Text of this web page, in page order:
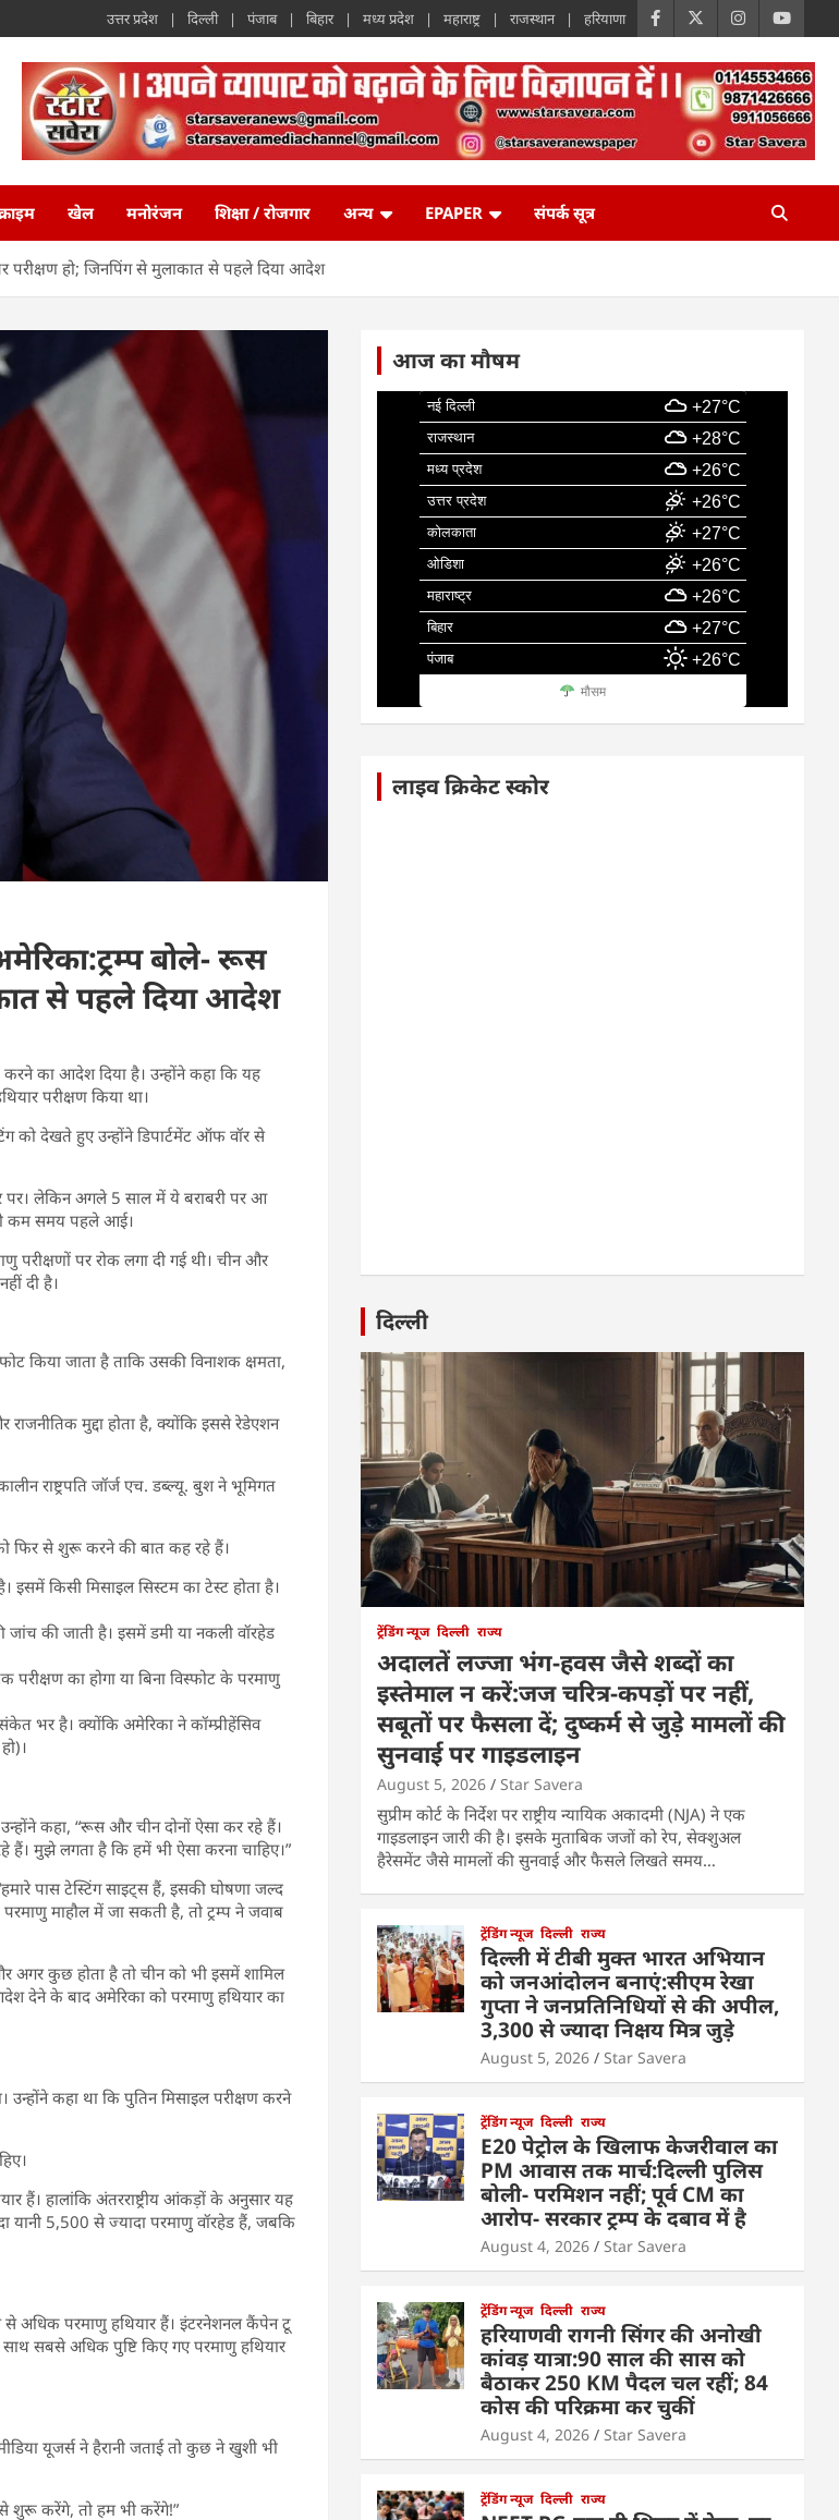
उत्तर प्रदेश दिल्ली पंजाब बिहार मध्य प्रदेश महाराष्ट्र राजस्थान हरियाणा
खेल मनोरंजन शिक्षा / रोजगार अन्य EPAPER संपर्क सूत्र
परीक्षण हो; जिनपिंग से मुलाकात से पहले दिया आदेश
बोले- रूस
से पहले दिया आदेश
करने का आदेश दिया है। उन्होंने कहा कि यह
परीक्षण किया था।
को देखते हुए उन्होंने डिपार्टमेंट ऑफ वॉर से
लेकिन अगले 5 साल में ये बराबरी पर आ
कम समय पहले आई।
परीक्षणों पर रोक लगा दी गई थी। चीन और
दी है।
किया जाता है ताकि उसकी विनाशक क्षमता,
मुद्दा होता है, क्योंकि इससे रेडेएशन
राष्ट्रपति जॉर्ज एच. डब्ल्यू. बुश ने भूमिगत
फिर से शुरू करने की बात कह रहे हैं।
किसी मिसाइल सिस्टम का टेस्ट होता है।
की जाती है। इसमें डमी या नकली वॉरहेड
परीक्षण का होगा या बिना विस्फोट के परमाणु
भर है। क्योंकि अमेरिका ने कॉम्प्रीहेंसिव
कहा, “रूस और चीन दोनों ऐसा कर रहे हैं।
मुझे लगता है कि हमें भी ऐसा करना चाहिए।”
पास टेस्टिंग साइट्स हैं, इसकी घोषणा जल्द
माहौल में जा सकती है, तो ट्रम्प ने जवाब
अगर कुछ होता है तो चीन को भी इसमें शामिल
आदेश देने के बाद अमेरिका को परमाणु हथियार का
कहा था कि पुतिन मिसाइल परीक्षण करने
हैं। हालांकि अंतरराष्ट्रीय आंकड़ों के अनुसार यह
5,500 से ज्यादा परमाणु वॉरहेड हैं, जबकि
से अधिक परमाणु हथियार हैं। इंटरनेशनल कैंपेन टू
सबसे अधिक पुष्टि किए गए परमाणु हथियार
यूजर्स ने हैरानी जताई तो कुछ ने खुशी भी
से शुरू करेंगे, तो हम भी करेंगे!”
आज का मौषम
नई दिल्ली +27°C
राजस्थान +28°C
मध्य प्रदेश +26°C
उत्तर प्रदेश +26°C
कोलकाता +27°C
ओडिशा +26°C
महाराष्ट्र +26°C
बिहार +27°C
पंजाब +26°C
मौसम
लाइव क्रिकेट स्कोर
दिल्ली
ट्रेंडिंग न्यूज दिल्ली राज्य
अदालतें लज्जा भंग-हवस जैसे शब्दों का
इस्तेमाल न करें:जज चरित्र-कपड़ों पर नहीं,
सबूतों पर फैसला दें; दुष्कर्म से जुड़े मामलों की
सुनवाई पर गाइडलाइन
August 5, 2026 Star Savera
सुप्रीम कोर्ट के निर्देश पर राष्ट्रीय न्यायिक अकादमी (NJA) ने एक
गाइडलाइन जारी की है। इसके मुताबिक जजों को रेप, सेक्शुअल
हैरेसमेंट जैसे मामलों की सुनवाई और फैसले लिखते समय…
ट्रेंडिंग न्यूज दिल्ली राज्य
दिल्ली में टीबी मुक्त भारत अभियान
को जनआंदोलन बनाएं:सीएम रेखा
गुप्ता ने जनप्रतिनिधियों से की अपील,
3,300 से ज्यादा निक्षय मित्र जुड़े
August 5, 2026 Star Savera
ट्रेंडिंग न्यूज दिल्ली राज्य
E20 पेट्रोल के खिलाफ केजरीवाल का
PM आवास तक मार्च:दिल्ली पुलिस
बोली- परमिशन नहीं; पूर्व CM का
आरोप- सरकार ट्रम्प के दबाव में है
August 4, 2026 Star Savera
ट्रेंडिंग न्यूज दिल्ली राज्य
हरियाणवी रागनी सिंगर की अनोखी
कांवड़ यात्रा:90 साल की सास को
बैठाकर 250 KM पैदल चल रहीं; 84
कोस की परिक्रमा कर चुकीं
August 4, 2026 Star Savera
ट्रेंडिंग न्यूज दिल्ली राज्य